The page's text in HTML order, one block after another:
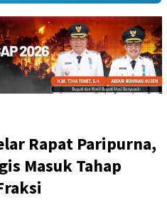
Rapat Paripurna,
Masuk Tahap